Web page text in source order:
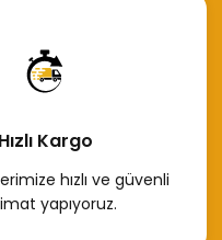
Hızlı Kargo
hızlı ve güvenli
yapıyoruz.